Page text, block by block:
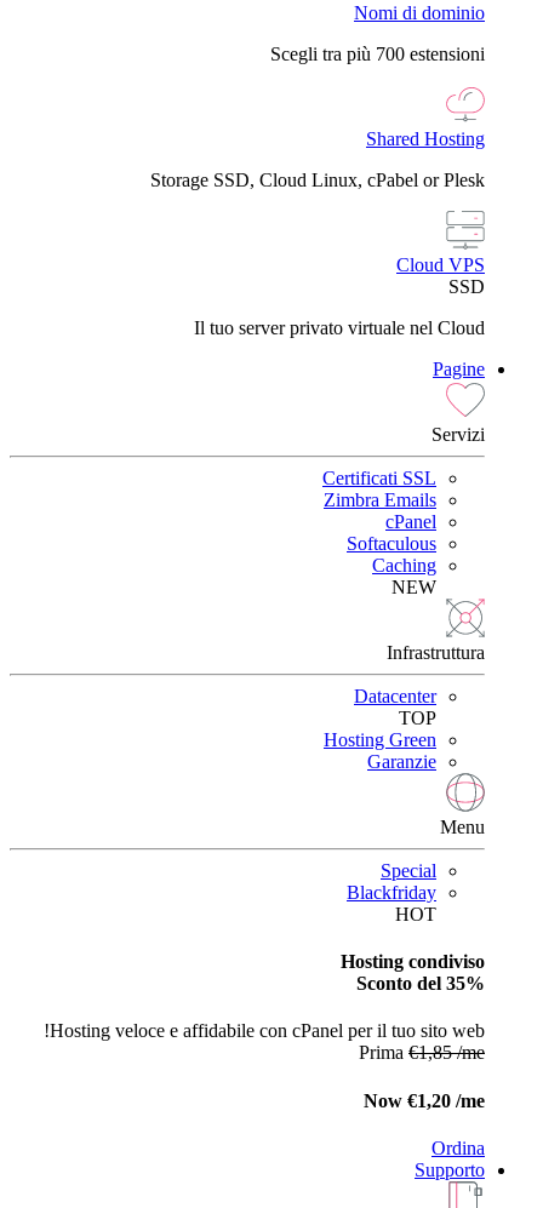
Nomi di dominio
Scegli tra più 700 estensioni
Shared Hosting
Storage SSD, Cloud Linux, cPabel or Plesk
Cloud VPS
SSD
Il tuo server privato virtuale nel Cloud
Pagine
Servizi
Certificati SSL
Zimbra Emails
cPanel
Softaculous
Caching
NEW
Infrastruttura
Datacenter
TOP
Hosting Green
Garanzie
Menu
Special
Blackfriday
HOT
Hosting condiviso
Sconto del 35%
Hosting veloce e affidabile con cPanel per il tuo sito web!
Prima €1,85 /me
Now €1,20 /me
Ordina
Supporto